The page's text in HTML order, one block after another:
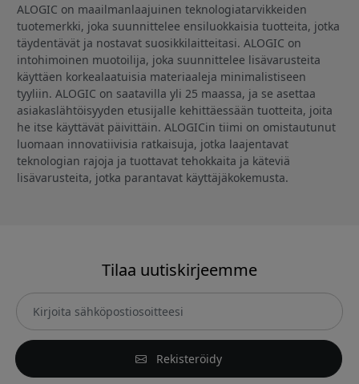
ALOGIC on maailmanlaajuinen teknologiatarvikkeiden
tuotemerkki, joka suunnittelee ensiluokkaisia tuotteita, jotka
täydentävät ja nostavat suosikkilaitteitasi. ALOGIC on
intohimoinen muotoilija, joka suunnittelee lisävarusteita
käyttäen korkealaatuisia materiaaleja minimalistiseen
tyyliin. ALOGIC on saatavilla yli 25 maassa, ja se asettaa
asiakaslähtöisyyden etusijalle kehittäessään tuotteita, joita
he itse käyttävät päivittäin. ALOGICin tiimi on omistautunut
luomaan innovatiivisia ratkaisuja, jotka laajentavat
teknologian rajoja ja tuottavat tehokkaita ja käteviä
lisävarusteita, jotka parantavat käyttäjäkokemusta.
Tilaa uutiskirjeemme
Rekisteröidy